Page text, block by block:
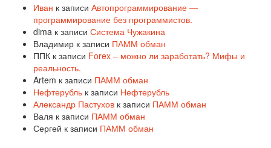
Иван к записи Автопрограммирование —
программирование без программистов.
dima к записи Система Чужакина
Владимир к записи ПАММ обман
ППК к записи Forex – можно ли заработать? Мифы и
реальность.
Artem к записи ПАММ обман
Нефтерубль к записи Нефтерубль
Александр Пастухов к записи ПАММ обман
Валя к записи ПАММ обман
Сергей к записи ПАММ обман